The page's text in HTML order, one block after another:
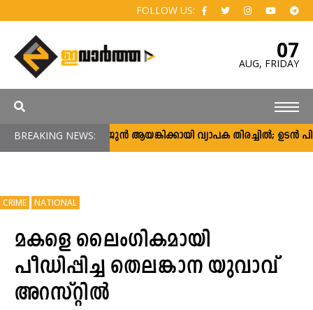
FOLLOW US:
07
AUG, FRIDAY
BREAKING NEWS:അർജുൻ ആയങ്കിക്കായി വ്യാപക തിരച്ചിൽ; ഉടൻ
CRIME NATIONAL
മകളെ ലൈംഗികമായി
പീഡിപ്പിച്ച തെലങ്കാന യുവാവ്
അറസ്റ്റിൽ